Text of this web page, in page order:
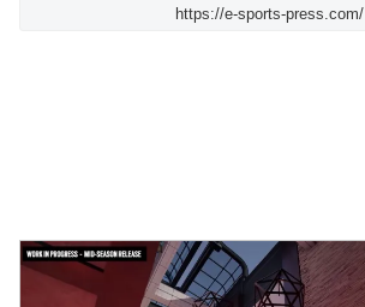
https://e-sports-press.com/